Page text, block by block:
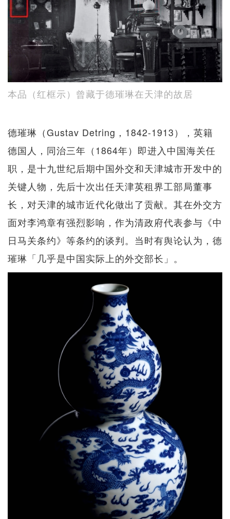
本品（红框示）曾藏于德璀琳在天津的故居
德璀琳（Gustav Detring，1842-1913），英籍
德国人，同治三年（1864年）即进入中国海关任
职，是十九世纪后期中国外交和天津城市开发中的
关键人物，先后十次出任天津英租界工部局董事
长，对天津的城市近代化做出了贡献。其在外交方
面对李鸿章有强烈影响，作为清政府代表参与《中
日马关条约》等条约的谈判。当时有舆论认为，德
璀琳「几乎是中国实际上的外交部长」。